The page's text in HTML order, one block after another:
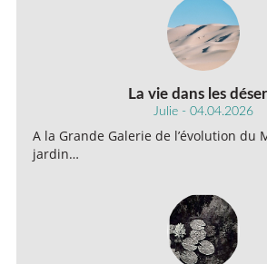
La vie dans les
Julie - 04.04.2026
A la Grande Galerie de l’évolution du
jardin…